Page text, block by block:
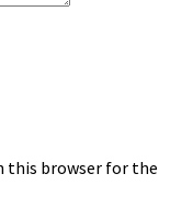
this browser for the